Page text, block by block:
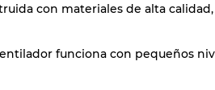
con materiales de alta
funciona con pequeños